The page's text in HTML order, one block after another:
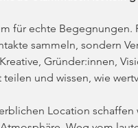
für echte
sammeln, sondern
Gründer:innen,
teilen und wissen, wie
Location